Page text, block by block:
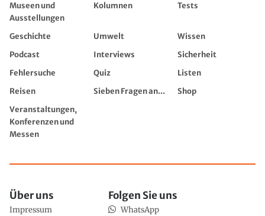
Museen und
Ausstellungen
Kolumnen Tests
Geschichte Umwelt
Wissen
Podcast
Interviews
Sicherheit
Fehlersuche
Quiz
Listen
Reisen
Sieben Fragen an...
Shop
Veranstaltungen,
Konferenzen und
Messen
Über uns
Impressum
Folgen Sie uns
WhatsApp